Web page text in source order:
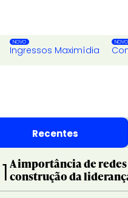
Ingressos Maximídia
Recentes
1 A importância de
construção da